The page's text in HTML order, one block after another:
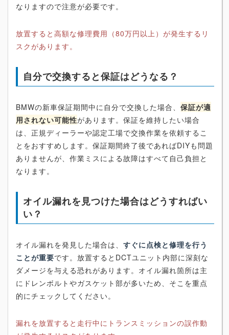
なりますので注意が必要です。
放置すると高額な修理費用（80万円以上）が発生するリ
スクがあります。
自分で交換すると保証はどうなる？
BMWの新車保証期間中に自分で交換した場合、 保証が適
用されない可能性があります。保証を維持したい場合
は、正規ディーラーや認定工場で交換作業を依頼するこ
とをおすすめします。保証期間終了後であればDIYも問題
ありませんが、作業ミスによる故障はすべて自己負担と
なります。
オイル漏れを見つけた場合はどうすればい
い？
オイル漏れを発見した場合は、 すぐに点検と修理を行う
ことが重要です。放置するとDCTユニット内部に深刻な
ダメージを与える恐れがあります。オイル漏れ箇所は主
にドレンボルトやガスケット部が多いため、そこを重点
的にチェックしてください。
漏れを放置すると走行中にトランスミッションの誤作動